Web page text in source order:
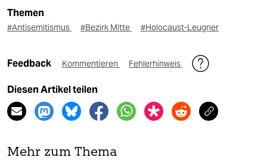
Themen
#Antisemitismus #Bezirk Mitte #Holocaust-Leugner
Feedback Kommentieren Fehlerhinweis
Diesen Artikel teilen
Mehr zum Thema